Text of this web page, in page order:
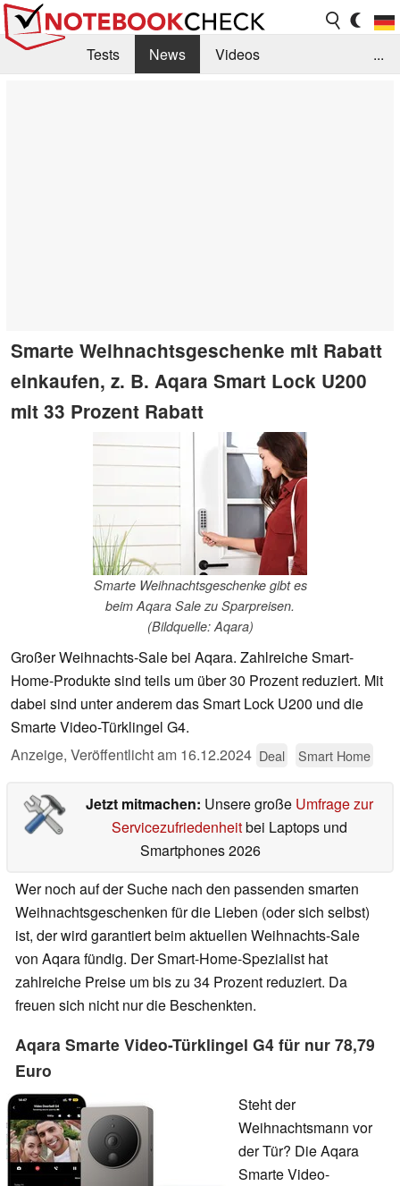
Tests News
Videos
...
Smarte Weihnachtsgeschenke mit Rabatt
einkaufen, z. B. Aqara Smart Lock U200
mit 33 Prozent Rabatt
Smarte Weihnachtsgeschenke gibt es
beim Aqara Sale zu Sparpreisen.
(Bildquelle: Aqara)
Großer Weihnachts-Sale bei Aqara. Zahlreiche Smart-
Home-Produkte sind teils um über 30 Prozent reduziert. Mit
dabei sind unter anderem das Smart Lock U200 und die
Smarte Video-Türklingel G4.
Anzeige, Veröffentlicht am 16.12.2024 Deal Smart Home
Jetzt mitmachen: Unsere große Umfrage zur
Servicezufriedenheitbei Laptops und
Smartphones 2026
Wer noch auf der Suche nach den passenden smarten
Weihnachtsgeschenken für die Lieben (oder sich selbst)
ist, der wird garantiert beim aktuellen Weihnachts-Sale
von Aqara fündig. Der Smart-Home-Spezialist hat
zahlreiche Preise um bis zu 34 Prozent reduziert. Da
freuen sich nicht nur die Beschenkten.
Aqara Smarte Video-Türklingel G4 für nur 78,79
Euro
Steht der
Weihnachtsmann vor
der Tür? Die Aqara
Smarte Video-